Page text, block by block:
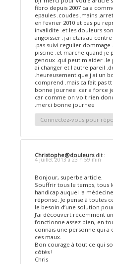
fibro depuis 2007 ca a
epaules .coudes .mains
en fevrier 2010 et pas pu
invalidite .et les douleurs
angoisser .j ai etais au
.pas suivi regulier
piscine .et marche quand je
genoux .qui peut m aider .le
ai changer et l autre pareil
.heureusement que j ai un
comprend .mais ca fait pas
bonne journee .car a force
car comme on voit rien
.merci bonne journee
Connectez-vous pour
Christophe@douleurs dit :
4 juillet 2013 à 23 h 59 min
Bonjour, superbe article.
Souffrir tous le temps, tous
handicap auquel la
réponse. Je pense à toutes
le besoin d’une solution
J’ai découvert récemment
fonctionne assez bien, en
connais une personne qui a
ces maux.
Bon courage à tout ce qui
côtés !
Chris